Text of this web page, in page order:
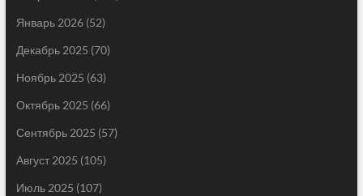
Январь 2026(52)
Декабрь 2025 (70)
Ноябрь 2025 (63)
Октябрь 2025 (66)
Сентябрь 2025 (57)
Август 2025 (105)
Июль 2025 (107)